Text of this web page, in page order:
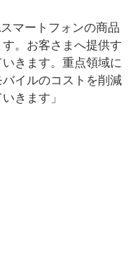
マートフォンの商品
。お客さまへ提供す
きます。重点領域に
イルのコストを削減
きます」